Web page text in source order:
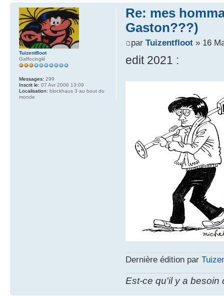
Re: mes
Gaston???)
par Tuizentfloot» 16
edit 2021 :
Dernière édition par
Est-ce qu'il y a besoin
Tuizentfloot
Gaffocinglé
Messages: 299
Inscrit le: 07 Avr 2006 13:09
Localisation: blockhaus 3 au bout du
monde